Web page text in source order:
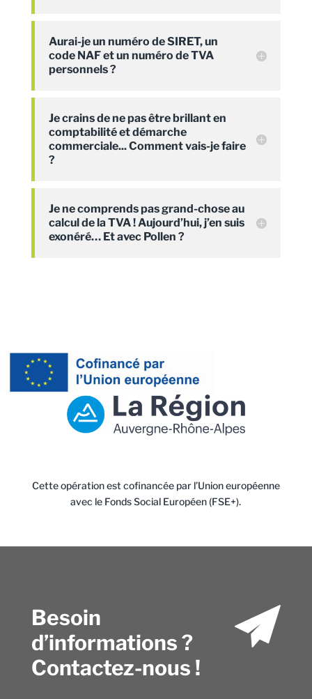
Aurai-je un numéro de SIRET, un
code NAF et un numéro de TVA
personnels ?
Je crains de ne pas être brillant en
comptabilité et démarche
commerciale... Comment vais-je faire
?
Je ne comprends pas grand-chose au
calcul de la TVA ! Aujourd’hui, j’en suis
exonéré… Et avec Pollen ?
Cette opération est cofinancée par l’Union européenne
avec le Fonds Social Européen (FSE+).
Besoin
d’informations ?
Contactez-nous !